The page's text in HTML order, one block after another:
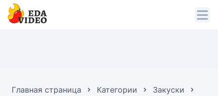
Главная страница Категории
Закуски